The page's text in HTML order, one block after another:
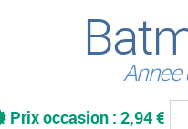
Annee
Prix occasion : 2,94 €